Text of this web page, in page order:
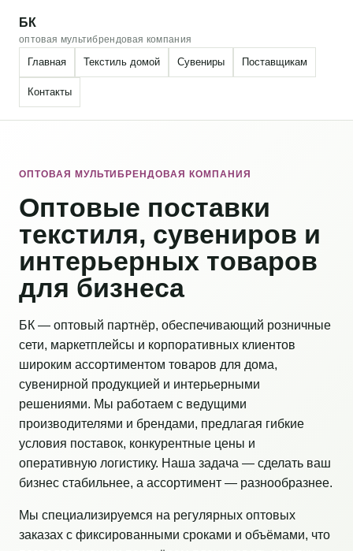
БК
оптовая мультибрендовая компания
Главная Текстиль домой Сувениры Поставщикам
Контакты
ОПТОВАЯ МУЛЬТИБРЕНДОВАЯ КОМПАНИЯ
Оптовые поставки
текстиля, сувениров и
интерьерных товаров
для бизнеса
БК — оптовый партнёр, обеспечивающий розничные
сети, маркетплейсы и корпоративных клиентов
широким ассортиментом товаров для дома,
сувенирной продукцией и интерьерными
решениями. Мы работаем с ведущими
производителями и брендами, предлагая гибкие
условия поставок, конкурентные цены и
оперативную логистику. Наша задача — сделать ваш
бизнес стабильнее, а ассортимент — разнообразнее.
Мы специализируемся на регулярных оптовых
заказах с фиксированными сроками и объёмами, что